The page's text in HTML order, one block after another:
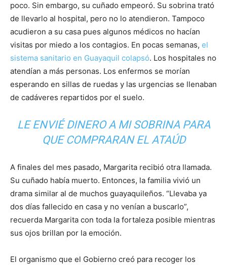
poco. Sin embargo, su cuñado empeoró. Su sobrina trató
de llevarlo al hospital, pero no lo atendieron. Tampoco
acudieron a su casa pues algunos médicos no hacían
visitas por miedo a los contagios. En pocas semanas, el
sistema sanitario en Guayaquil colapsó. Los hospitales no
atendían a más personas. Los enfermos se morían
esperando en sillas de ruedas y las urgencias se llenaban
de cadáveres repartidos por el suelo.
LE ENVIÉ DINERO A MI SOBRINA PARA
QUE COMPRARAN EL ATAÚD
A finales del mes pasado, Margarita recibió otra llamada.
Su cuñado había muerto. Entonces, la familia vivió un
drama similar al de muchos guayaquileños. “Llevaba ya
dos días fallecido en casa y no venían a buscarlo”,
recuerda Margarita con toda la fortaleza posible mientras
sus ojos brillan por la emoción.
El organismo que el Gobierno creó para recoger los